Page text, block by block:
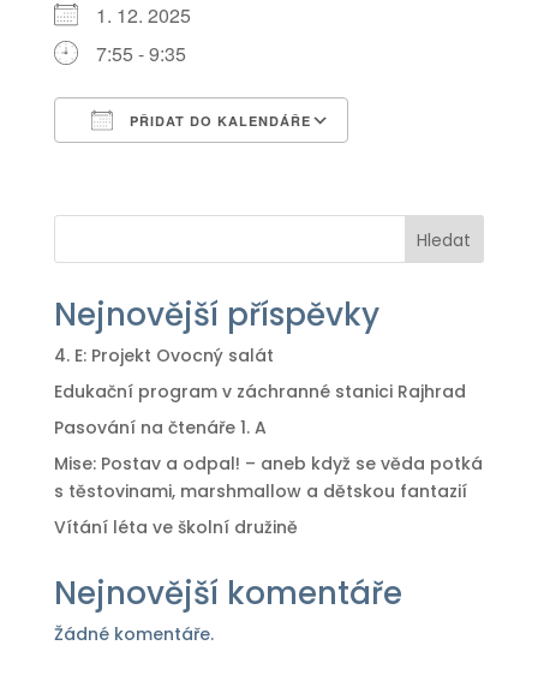
1. 12. 2025
7:55 - 9:35
PŘIDAT DO KALENDÁŘE
Hledat
Nejnovější příspěvky
4. E: Projekt Ovocný salát
Edukační program v záchranné stanici Rajhrad
Pasování na čtenáře 1. A
Mise: Postav a odpal! – aneb když se věda potká
s těstovinami, marshmallow a dětskou fantazií
Vítání léta ve školní družině
Nejnovější komentáře
Žádné komentáře.